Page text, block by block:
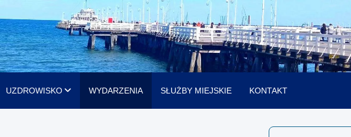
UZDROWISKO WYDARZENIA SŁUŻBY MIEJSKIE KONTAKT